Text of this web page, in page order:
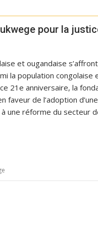
pour la
et ougandaise
la population congolaise
21e anniversaire, la
faveur de l’adoption
une réforme du secteur